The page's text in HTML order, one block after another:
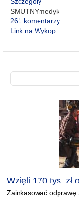
SMUTNYmedyk
261 komentarzy
Link na Wykop
Wzięli 170 tys. zł
Zainkasować odprawę